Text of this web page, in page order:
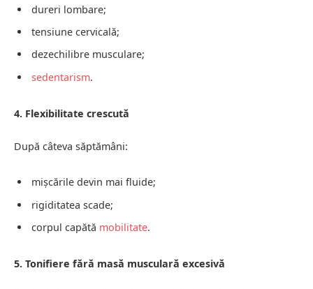
dureri lombare;
tensiune cervicală;
dezechilibre musculare;
sedentarism.
4. Flexibilitate crescută
După câteva săptămâni:
mișcările devin mai fluide;
rigiditatea scade;
corpul capătă mobilitate.
5. Tonifiere fără masă musculară excesivă